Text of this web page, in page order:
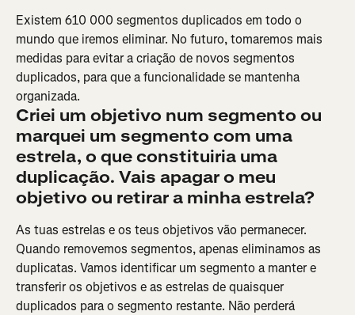
Existem 610 000 segmentos duplicados em todo o
mundo que iremos eliminar. No futuro, tomaremos mais
medidas para evitar a criação de novos segmentos
duplicados, para que a funcionalidade se mantenha
organizada.
Criei um objetivo num segmento ou
marquei um segmento com uma
estrela, o que constituiria uma
duplicação. Vais apagar o meu
objetivo ou retirar a minha estrela?
As tuas estrelas e os teus objetivos vão permanecer.
Quando removemos segmentos, apenas eliminamos as
duplicatas. Vamos identificar um segmento a manter e
transferir os objetivos e as estrelas de quaisquer
duplicados para o segmento restante. Não perderá